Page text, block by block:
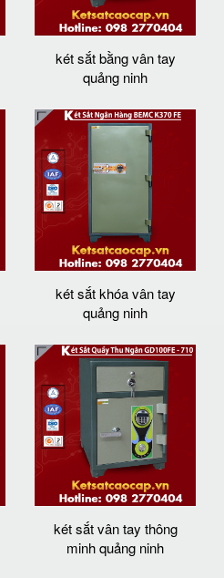
két sắt bằng vân tay
quảng ninh
két sắt khóa vân tay
quảng ninh
két sắt vân tay thông
minh quảng ninh